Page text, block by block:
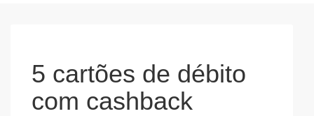
5 cartões de débito
com cashback